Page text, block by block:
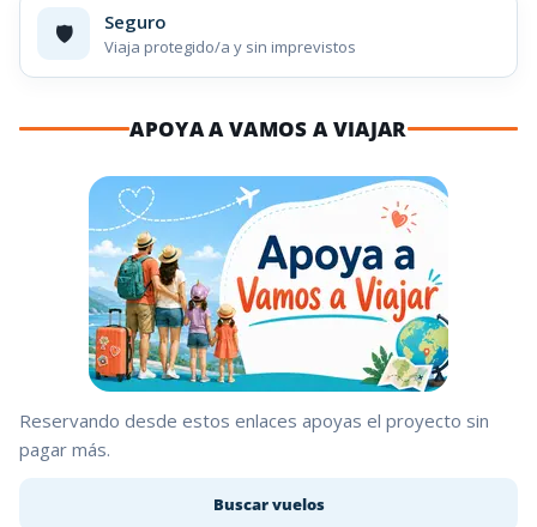
🛡️ Seguro
Viaja protegido/a y sin imprevistos
APOYA A VAMOS A VIAJAR
Reservando desde estos enlaces apoyas el proyecto sin
pagar más.
Buscar vuelos